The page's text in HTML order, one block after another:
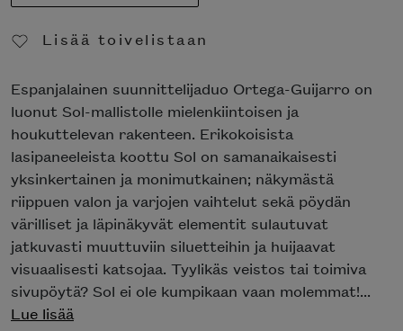
Lisää toivelistaan
Espanjalainen suunnittelijaduo Ortega-Guijarro on
luonut Sol-mallistolle mielenkiintoisen ja
houkuttelevan rakenteen. Erikokoisista
lasipaneeleista koottu Sol on samanaikaisesti
yksinkertainen ja monimutkainen; näkymästä
riippuen valon ja varjojen vaihtelut sekä pöydän
värilliset ja läpinäkyvät elementit sulautuvat
jatkuvasti muuttuviin siluetteihin ja huijaavat
visuaalisesti katsojaa. Tyylikäs veistos tai toimiva
sivupöytä? Sol ei ole kumpikaan vaan molemmat!...
Lue lisää